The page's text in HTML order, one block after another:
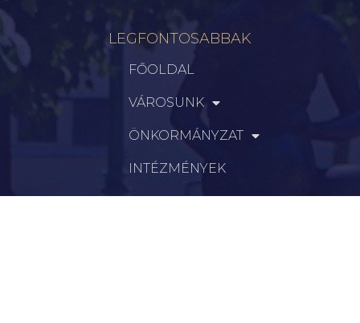
LEGFONTOSABBAK
FŐOLDAL
VÁROSUNK
ÖNKORMÁNYZAT
INTÉZMÉNYEK
KAPCSOLAT